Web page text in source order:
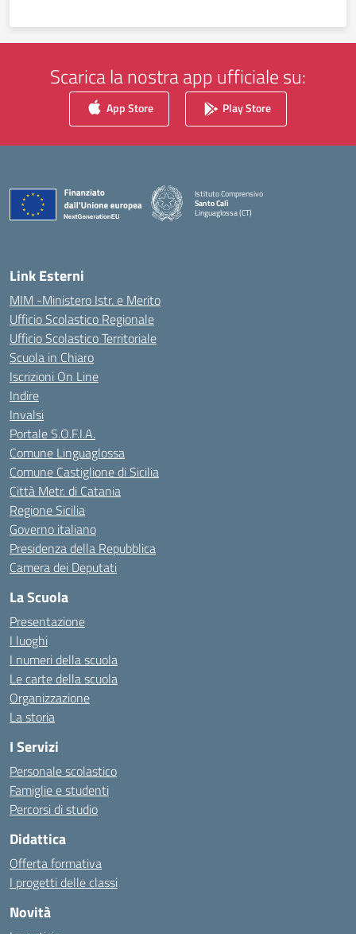
Scarica la nostra app ufficiale su:
App Store Play Store
Istituto Comprensivo
Santo Calì
Linguaglossa (CT)
— Visita la pagina iniziale della scuola
Link Esterni
MIM -Ministero Istr. e Merito
Ufficio Scolastico Regionale
Ufficio Scolastico Territoriale
Scuola in Chiaro
Iscrizioni On Line
Indire
Invalsi
Portale S.O.F.I.A.
Comune Linguaglossa
Comune Castiglione di Sicilia
Città Metr. di Catania
Regione Sicilia
Governo italiano
Presidenza della Repubblica
Camera dei Deputati
La Scuola
Presentazione
I luoghi
I numeri della scuola
Le carte della scuola
Organizzazione
La storia
I Servizi
Personale scolastico
Famiglie e studenti
Percorsi di studio
Didattica
Offerta formativa
I progetti delle classi
Novità